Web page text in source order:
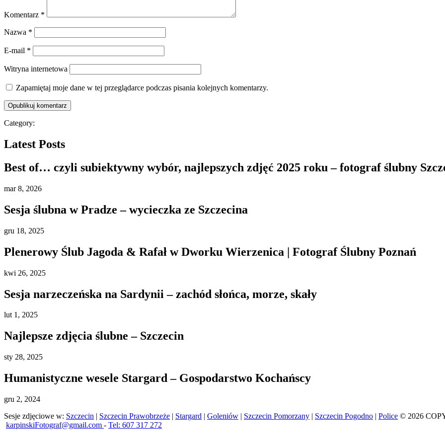
Komentarz *
Nazwa *
E-mail *
Witryna internetowa
Zapamiętaj moje dane w tej przeglądarce podczas pisania kolejnych komentarzy.
Category:
Latest Posts
Best of… czyli subiektywny wybór, najlepszych zdjęć 2025 roku – fotograf ślubny
mar8, 2026
Sesja ślubna w Pradze – wycieczka ze Szczecina
gru 18, 2025
Plenerowy Ślub Jagoda & Rafał w Dworku Wierzenica | Fotograf Ślubny Poznań
kwi 26, 2025
Sesja narzeczeńska na Sardynii – zachód słońca, morze, skały
lut1, 2025
Najlepsze zdjęcia ślubne – Szczecin
sty 28, 2025
Humanistyczne wesele Stargard – Gospodarstwo Kochańscy
gru 2, 2024
Sesje zdjęciowe w: Szczecin | Szczecin Prawobrzeże | Stargard | Goleniów | Szczecin Pomorzany | Szczecin Pogodno | Police © 2026
karpinskiFotograf@gmail.com - Tel: 607 317 272